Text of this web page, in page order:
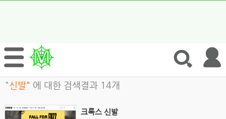
"신발" 에 대한 검색결과 14개
크록스 신발